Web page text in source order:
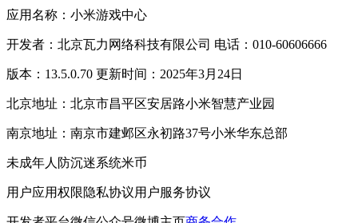
应用名称：小米游戏中心
开发者：北京瓦力网络科技有限公司 电话：010-60606666
版本：13.5.0.70 更新时间：2025年3月24日
北京地址：北京市昌平区安居路小米智慧产业园
南京地址：南京市建邺区永初路37号小米华东总部
未成年人防沉迷系统米币
用户应用权限隐私协议用户服务协议